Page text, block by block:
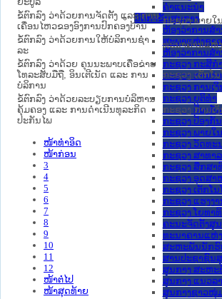
ຄໍາແນະນໍາ
ນິຕິກໍາຂັ້ນສູນກາງ
ຫ້ອງວ່າການສໍ
ສະພາແຫ່ງຊາດ
ຫ້ອງວ່າການສ
ກະຊວງ ກະສິກ
ກະຊວງ ການຕ່
ກະຊວງ ການເງິ
ກະຊວງ ຍຸຕິທໍາ
ກະຊວງ ປ້ອງກັ
ກະຊວງ ປ້ອງກັ
ກະຊວງ ພາຍໃນ
ກະຊວງ ວັດທະ
ກະຊວງ ສາທາ
ກະຊວງ ສຶກສາ
ກະຊວງ ອຸດສາ
ກະຊວງ ເຕັກໂ
ກະຊວງ ແຮງງ
ກະຊວງ ໂຍທາ
ຄະນະຈັດຕັ້ງສູ
ທະນາຄານແຫ່
ສະຫະພັນນັກຮົ
ສານປະຊາຊົນ
ສູນກາງ ສະຫະ
ສູນກາງ ແນວລ
ສູນກາງຊາວໜຸ່
ຂໍ້ຕົກລົງ ວ່າດ້ວຍການຈັດຕັ້ງ ແລະ ການ
ເຄື່ອນໄຫວຂອງອົງການປົກຄອງບ້ານ
ກະຊວງ ພາຍໃນ
ຂໍ້ຕົກລົງ ວ່າດ້ວຍການໃຫ້ບໍລິການຊໍາ
ລະ
ທະນາຄານແຫ່
ຂໍ້ຕົກລົງ ວ່າດ້ວຍ ຄຸນນະພາບເຄື່ອຂ່າຍ
ໂທລະສັບມືຖື, ອິນເຕີເນັດ ແລະ ການ
ບໍລິການ
ກະຊວງ ເຕັກໂ
ຂໍ້ຕົກລົງ ວ່າດ້ວຍລະບຽບການບໍລິຫານ
ຄຸ້ມຄອງ ແລະ ການດຳເນີນທຸລະກິດ
ປະກັນໄພ
ກະຊວງ ການເ
ໜ້າທໍາອິດ
ໜ້າກ່ອນ
3
4
5
6
7
8
9
10
11
12
ໜ້າຕໍ່ໄປ
ໜ້າສຸດທ້າຍ